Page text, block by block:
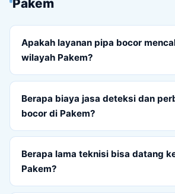
Pakem
Apakah layanan pipa bocor
wilayah Pakem?
Berapa biaya jasa deteksi dan
bocor di Pakem?
Berapa lama teknisi bisa datang
Pakem?